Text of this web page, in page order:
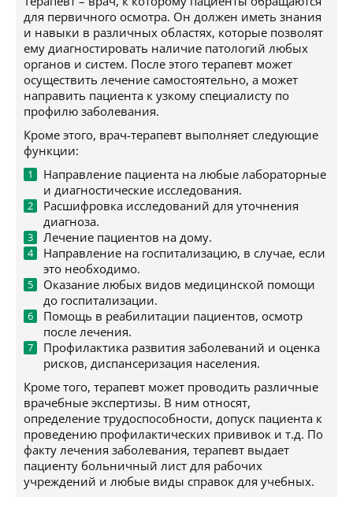
для первичного осмотра. Он должен иметь знания
и навыки в различных областях, которые позволят
ему диагностировать наличие патологий любых
органов и систем. После этого терапевт может
осуществить лечение самостоятельно, а может
направить пациента к узкому специалисту по
профилю заболевания.
Кроме этого, врач-терапевт выполняет следующие
функции:
Направление пациента на любые лабораторные
и диагностические исследования.
Расшифровка исследований для уточнения
диагноза.
Лечение пациентов на дому.
Направление на госпитализацию, в случае, если
это необходимо.
Оказание любых видов медицинской помощи
до госпитализации.
Помощь в реабилитации пациентов, осмотр
после лечения.
Профилактика развития заболеваний и оценка
рисков, диспансеризация населения.
Кроме того, терапевт может проводить различные
врачебные экспертизы. В ним относят,
определение трудоспособности, допуск пациента к
проведению профилактических прививок и т.д. По
факту лечения заболевания, терапевт выдает
пациенту больничный лист для рабочих
учреждений и любые виды справок для учебных.